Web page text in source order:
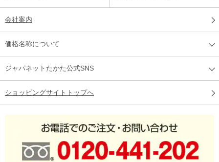
会社案内
価格名称について
ジャパネットたかた公式SNS
ショッピングサイトトップへ